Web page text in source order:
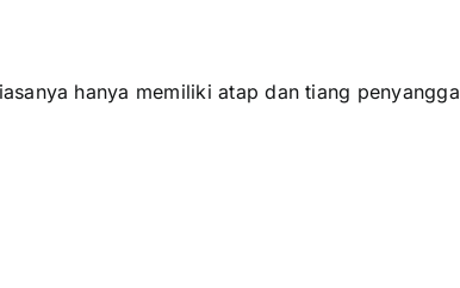
hanya memiliki atap dan tiang penyangga